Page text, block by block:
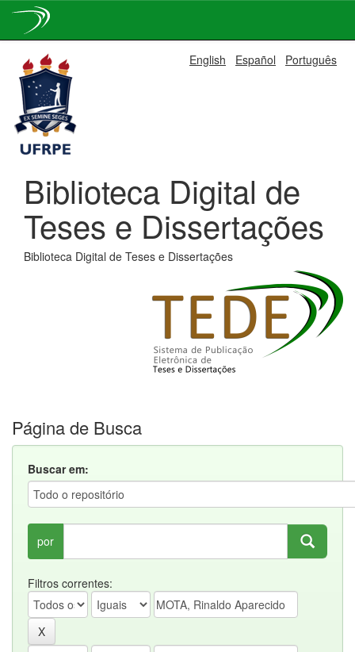
navigation
English Español Português
Biblioteca Digital de
Teses e Dissertações
Biblioteca Digital de Teses e Dissertações
Página de Busca
Buscar em:
por
Filtros correntes: